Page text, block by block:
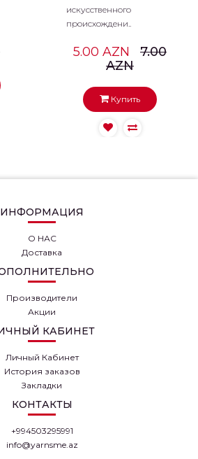
искусственного
происхождени..
5.00 AZN
7.00
AZN
Купить
ИНФОРМАЦИЯ
О НАС
Доставка
Производители
Акции
КАБИНЕТ
Личный Кабинет
История заказов
Закладки
КОНТАКТЫ
+994503295991
info@yarnsme.az